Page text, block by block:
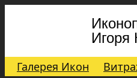
Игоря
Галерея Икон